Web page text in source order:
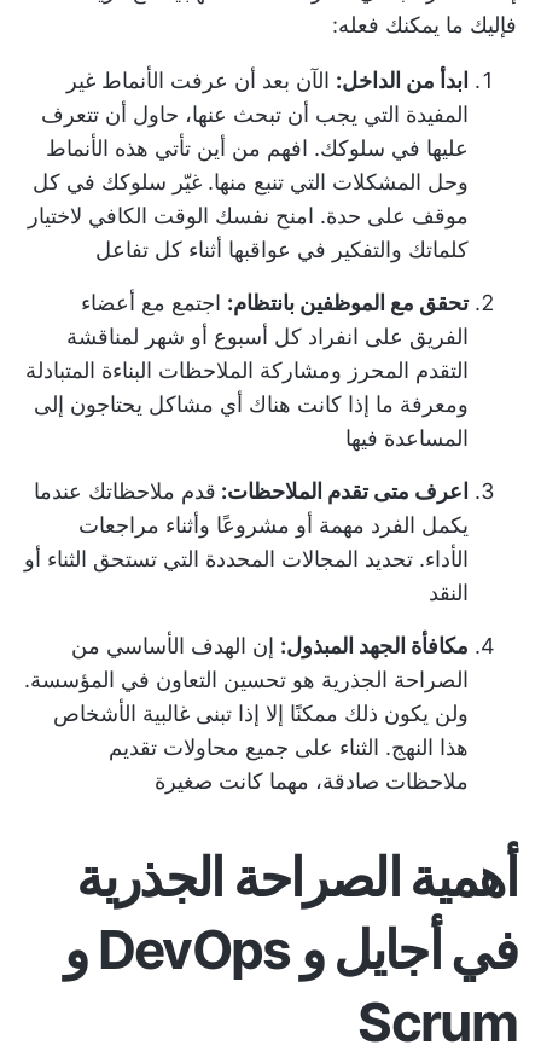
فإليك ما يمكنك فعله:
ابدأ من الداخل: الآن بعد أن عرفت الأنماط غير
المفيدة التي يجب أن تبحث عنها، حاول أن تتعرف
عليها في سلوكك. افهم من أين تأتي هذه الأنماط
وحل المشكلات التي تنبع منها. غيّر سلوكك في كل
موقف على حدة. امنح نفسك الوقت الكافي لاختيار
كلماتك والتفكير في عواقبها أثناء كل تفاعل
تحقق مع الموظفين بانتظام: اجتمع مع أعضاء
الفريق على انفراد كل أسبوع أو شهر لمناقشة
التقدم المحرز ومشاركة الملاحظات البناءة المتبادلة
ومعرفة ما إذا كانت هناك أي مشاكل يحتاجون إلى
المساعدة فيها
اعرف متى تقدم الملاحظات: قدم ملاحظاتك عندما
يكمل الفرد مهمة أو مشروعًا وأثناء مراجعات
الأداء. تحديد المجالات المحددة التي تستحق الثناء أو
النقد
مكافأة الجهد المبذول: إن الهدف الأساسي من
الصراحة الجذرية هو تحسين التعاون في المؤسسة.
ولن يكون ذلك ممكنًا إلا إذا تبنى غالبية الأشخاص
هذا النهج. الثناء على جميع محاولات تقديم
ملاحظات صادقة، مهما كانت صغيرة
أهمية الصراحة الجذرية
في أجايل و DevOps و
Scrum